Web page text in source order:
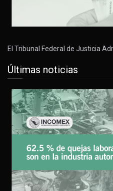
El Tribunal Federal de Justicia
Últimas noticias